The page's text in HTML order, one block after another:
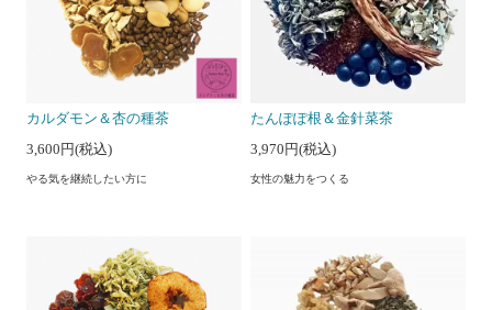
カルダモン＆杏の種茶
3,600円(税込)
やる気を継続したい方に
たんぽぽ根＆金針菜茶
3,970円(税込)
女性の魅力をつくる